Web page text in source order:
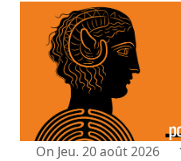
On Jeu. 20 août 2026